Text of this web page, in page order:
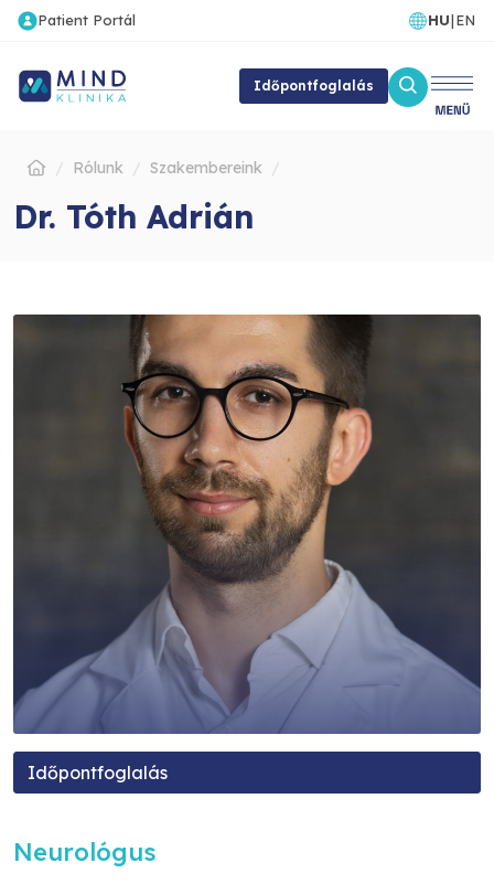
Patient Portál HU|EN
Időpontfoglalás
Rólunk Szakembereink
Dr. Tóth Adrián
Időpontfoglalás
Neurológus